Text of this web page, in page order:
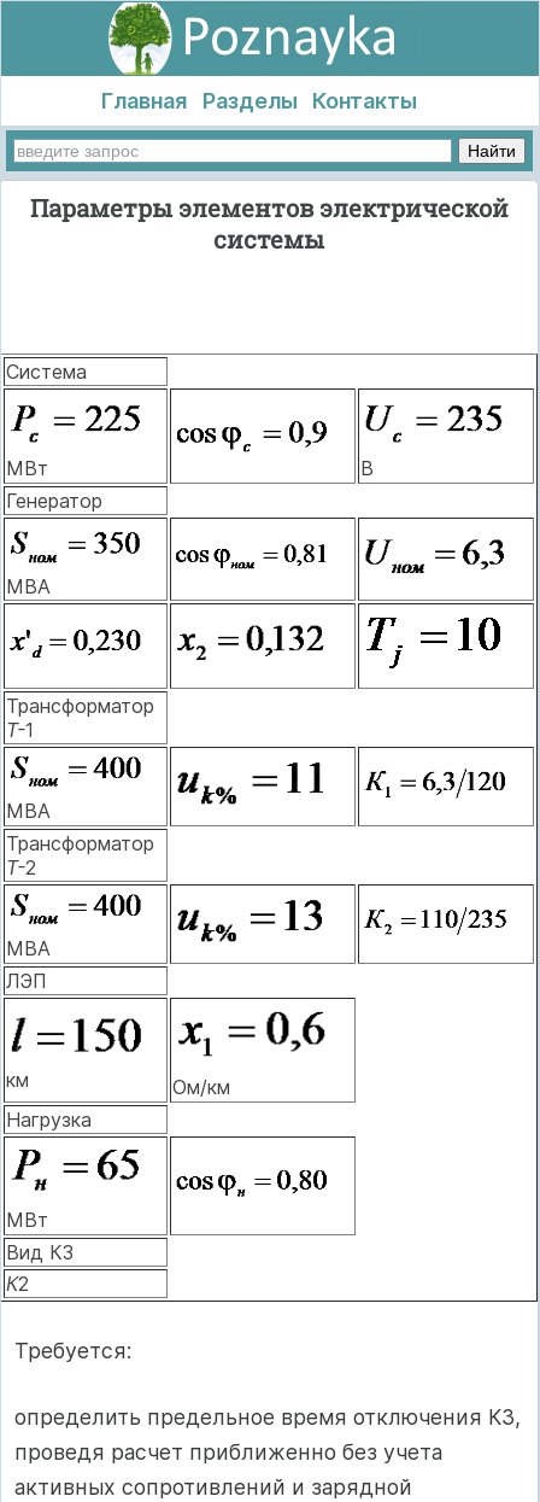
Главная Разделы Контакты
Параметры элементов электрической
системы
Система
МВт
В
Генератор
МВА
Трансформатор
Т-1
МВА
Трансформатор
Т-2
МВА
ЛЭП
км
Ом/км
Нагрузка
МВт
Вид КЗ
К2
Требуется:
определить предельное время отключения КЗ,
проведя расчет приближенно без учета
активных сопротивлений и зарядной